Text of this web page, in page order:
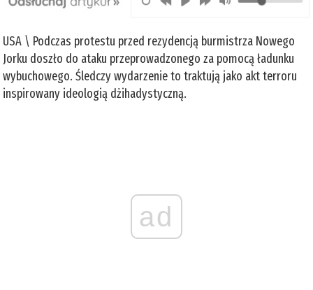
USA \ Podczas protestu przed rezydencją burmistrza Nowego
Jorku doszło do ataku przeprowadzonego za pomocą ładunku
wybuchowego. Śledczy wydarzenie to traktują jako akt terroru
inspirowany ideologią dżihadystyczną.
ad